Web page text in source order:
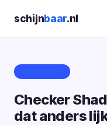
schijnbaar.nl
Checker
dat anders